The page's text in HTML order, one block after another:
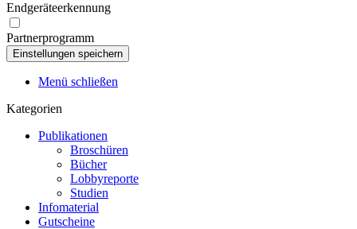
Endgeräteerkennung
Partnerprogramm
Menü schließen
Kategorien
Publikationen
Broschüren
Bücher
Lobbyreporte
Studien
Infomaterial
Gutscheine